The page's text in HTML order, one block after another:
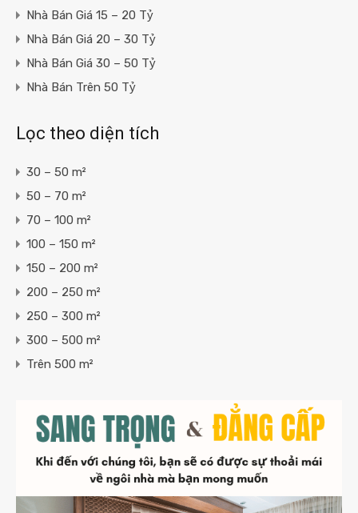
Nhà Bán Giá 15 – 20 Tỷ
Nhà Bán Giá 20 – 30 Tỷ
Nhà Bán Giá 30 – 50 Tỷ
Nhà Bán Trên 50 Tỷ
Lọc theo diện tích
30 – 50 m²
50 – 70 m²
70 – 100 m²
100 – 150 m²
150 – 200 m²
200 – 250 m²
250 – 300 m²
300 – 500 m²
Trên 500 m²